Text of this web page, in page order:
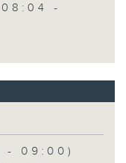
08:04 -
- 09:00)